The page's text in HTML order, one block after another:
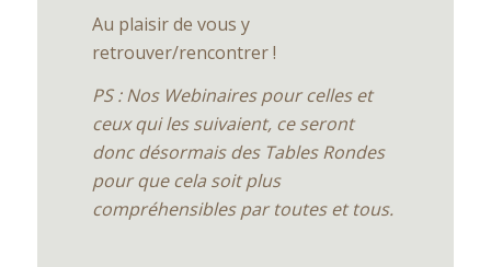
Au plaisir de vous y
retrouver/rencontrer !
PS : Nos Webinaires pour celles et
ceux qui les suivaient, ce seront
donc désormais des Tables Rondes
pour que cela soit plus
compréhensibles par toutes et tous.